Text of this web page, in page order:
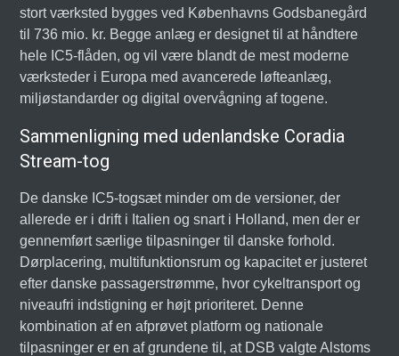
stort værksted bygges ved Københavns Godsbanegård
til 736 mio. kr. Begge anlæg er designet til at håndtere
hele IC5-flåden, og vil være blandt de mest moderne
værksteder i Europa med avancerede løfteanlæg,
miljøstandarder og digital overvågning af togene.
Sammenligning med udenlandske Coradia
Stream-tog
De danske IC5-togsæt minder om de versioner, der
allerede er i drift i Italien og snart i Holland, men der er
gennemført særlige tilpasninger til danske forhold.
Dørplacering, multifunktionsrum og kapacitet er justeret
efter danske passagerstrømme, hvor cykeltransport og
niveaufri indstigning er højt prioriteret. Denne
kombination af en afprøvet platform og nationale
tilpasninger er en af grundene til, at DSB valgte Alstoms